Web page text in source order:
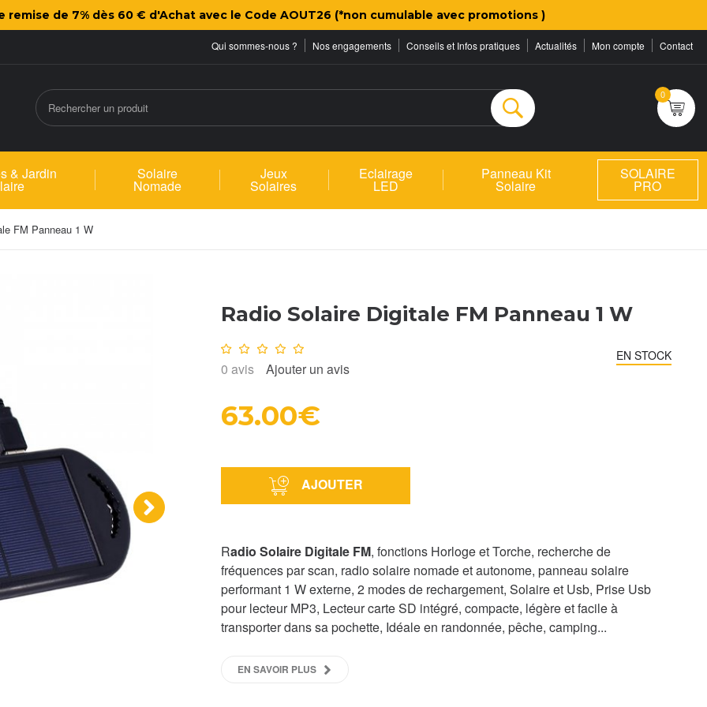
remise de 7% dès 60 € d'Achat avec le Code AOUT26 (*non cumulable avec promotions )
Qui sommes-nous ? Nos engagements Conseils et Infos pratiques Actualités Mon compte Contact
Rechercher
0
& Jardin Solaire
Nomade
Jeux
Solaires
Eclairage
LED
Panneau Kit
Solaire
SOLAIRE
PRO
FM Panneau 1 W
›
Radio Solaire Digitale FM Panneau 1 W
Note : 0/10
0 avis Ajouter un avis
EN STOCK
63.00€
AJOUTER
Radio Solaire Digitale FM, fonctions Horloge et Torche, recherche de
fréquences par scan, radio solaire nomade et autonome, panneau solaire
performant 1 W externe, 2 modes de rechargement, Solaire et Usb, Prise Usb
pour lecteur MP3, Lecteur carte SD intégré, compacte, légère et facile à
transporter dans sa pochette, Idéale en randonnée, pêche, camping...
EN SAVOIR PLUS